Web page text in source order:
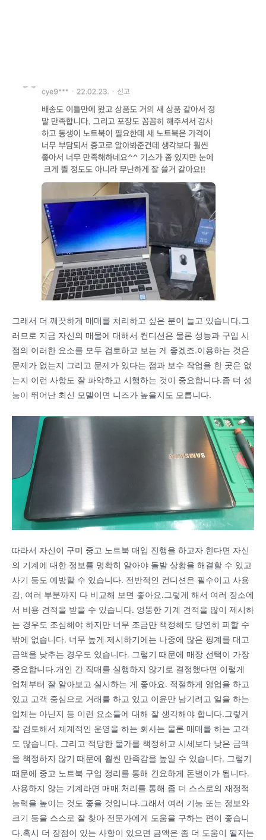
그래서 더 깨끗하게 매매를 처리하고 싶은 분이 늘고 있습니다.그
러므로 지금 자신의 매물에 대해서 컨디션은 물론 성능과 구입 시
점의 이러한 요소를 모두 검토하고 보는 게 좋겠죠.이용하는 것은
문제가 없는지 그리고 문제가 있다는 점과 보수 작업을 한 곳은 없
는지 이런 사항도 잘 파악하고 시행하는 것이 중요합니다.좀 더 성
능이 뛰어난 최신 모델이면 니즈가 높을지도 모릅니다.
따라서 자신이 구미 중고 노트북 매입 진행을 하고자 한다면 자신
의 기계에 대한 정보를 명확히 알아야 돌발 상황을 해결할 수 있고
사기 등도 예방할 수 있습니다. 전반적인 컨디션은 필수이고 사용
감, 여러 부분까지 다 비교해 보면 좋아요.그렇게 해서 여러 장소에
서 비용 견적을 받을 수 있습니다. 엉뚱한 기계 견적을 많이 제시하
는 경우도 조심해야 하지만 너무 조금만 책정해도 당연히 피할 수
밖에 없습니다. 너무 높게 제시하기에는 나중에 많은 핑계를 대고
금액을 낮추는 경우도 있습니다. 그렇기 때문에 매장 선택이 가장
중요합니다.개인 간 직매를 실행하지 않기로 결정했다면 이렇게
업체부터 잘 알아보고 실시하는 게 좋아요. 적절하게 영업을 하고
있고 고객 중심으로 거래를 하고 있고 이윤만 남기려고 일을 하는
업체는 아닌지 등 이런 요소들에 대해 잘 생각해야 합니다.그렇게
잘 검토해서 체계적인 운영을 하는 회사는 물론 매매를 하는 고객
도 많습니다. 그리고 적당한 물가를 책정하고 시세보다 낮은 금액
을 책정하지 않기 때문에 훨씬 만족감을 높일 수 있습니다. 그렇기
때문에 중고 노트북 구입 정리를 통해 긴요하게 돈벌이가 됩니다.
사용하지 않는 기계라면 매매 처리를 통해 좀 더 스스로의 재정적
능력을 높이는 것도 좋을 것입니다.그래서 여러 기능 또는 정보와
크기 등을 스스로 잘 찾아 전문가에게 도움을 구하는 편이 좋습니
다.혹시 더 장점이 있는 사항이 있으면 금액은 좀 더 도움이 될지는